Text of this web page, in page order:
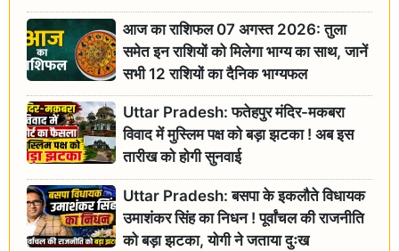
आज का राशिफल 07 अगस्त 2026: तुला
समेत इन राशियों को मिलेगा भाग्य का साथ, जानें
सभी 12 राशियों का दैनिक भाग्यफल
Uttar Pradesh: फतेहपुर मंदिर-मकबरा
विवाद में मुस्लिम पक्ष को बड़ा झटका ! अब इस
तारीख को होगी सुनवाई
Uttar Pradesh: बसपा के इकलौते विधायक
उमाशंकर सिंह का निधन ! पूर्वांचल की राजनीति
को बड़ा झटका, योगी ने जताया दुःख